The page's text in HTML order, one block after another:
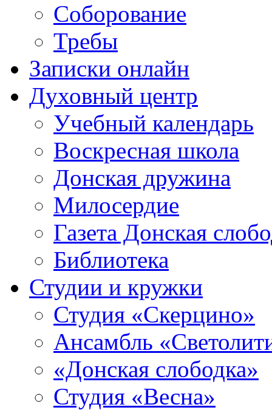
Соборование
Требы
Записки онлайн
Духовный центр
Учебный календарь
Воскресная школа
Донская дружина
Милосердие
Газета Донская
Библиотека
Студии и кружки
Студия «Скерцино»
Ансамбль
«Донская слободка»
Студия «Весна»